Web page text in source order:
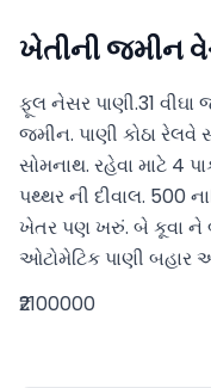
ખેતીની જમીન
ફૂલ નેસર પાણી.31 વીઘા
જમીન. પાણી કોઠા રેલવે
સોમનાથ. રહેવા માટે 4
પથ્થર ની દીવાલ. 500
ખેતર પણ ખરું. બે કૂવા ને
ઓટોમેટિક પાણી બહાર
₹2100000